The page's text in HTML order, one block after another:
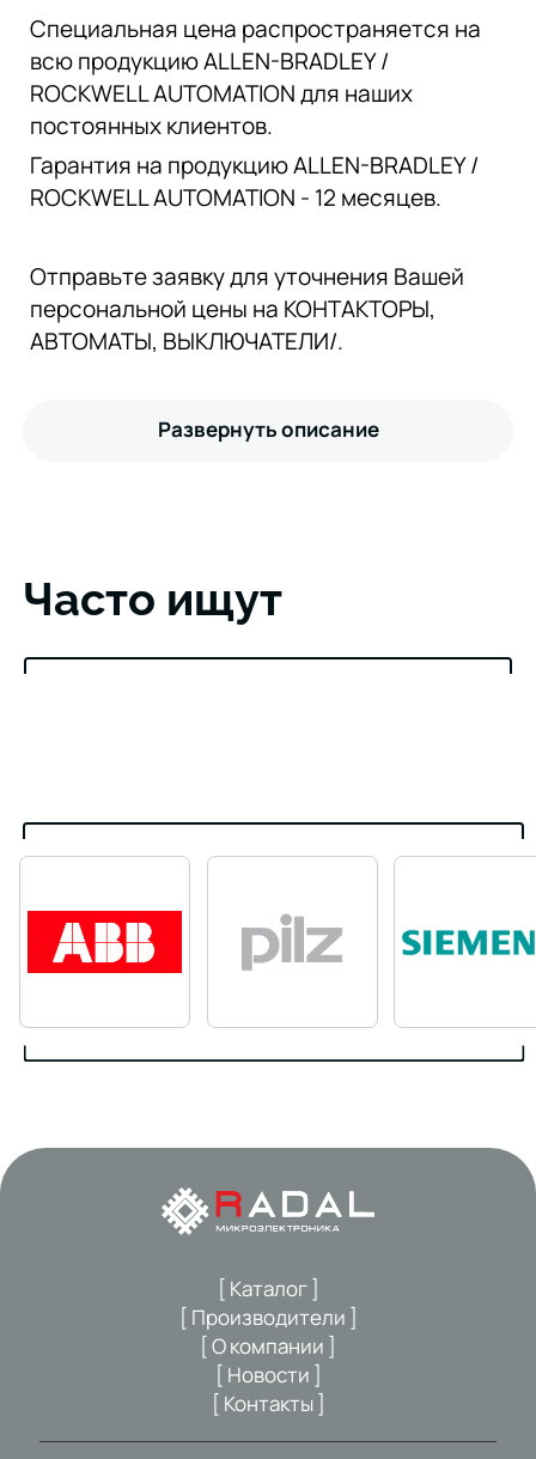
Специальная цена распространяется на
всю продукцию ALLEN-BRADLEY /
ROCKWELL AUTOMATION для наших
постоянных клиентов.
Гарантия на продукцию ALLEN-BRADLEY /
ROCKWELL AUTOMATION - 12 месяцев.
Отправьте заявку для уточнения Вашей
персональной цены на КОНТАКТОРЫ,
АВТОМАТЫ, ВЫКЛЮЧАТЕЛИ/.
Развернуть описание
Часто ищут
[ Каталог ]
[ Производители ]
[ О компании ]
[ Новости ]
[ Контакты ]